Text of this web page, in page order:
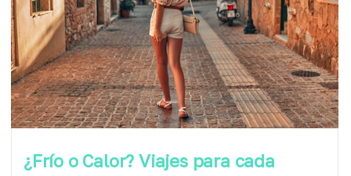
¿Frío o Calor? Viajes para cada